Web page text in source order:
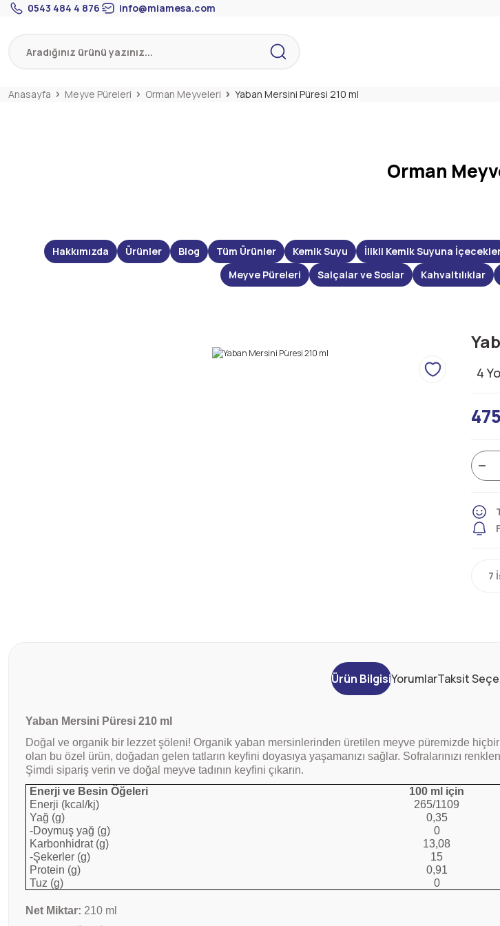
0543 484 4 876 info@miamesa.com
Anasayfa Meyve Püreleri Orman Meyveleri Yaban Mersini Püresi 210 ml
Orman
Hakkımızda Ürünler Blog Tüm Ürünler Kemik Suyu İlikli Kemik Suyuna
Meyve Püreleri
Salçalar ve Soslar Kahvaltılıklar
4
7
Ürün BilgisiYorumlarTaksit
Yaban Mersini Püresi 210 ml
Doğal ve organik bir lezzet şöleni! Organik yaban mersinlerinden üretilen meyve püremizde hiçbir
olan bu özel ürün, doğadan gelen tatların keyfini doyasıya yaşamanızı sağlar. Sofralarınızı
Şimdi sipariş verin ve doğal meyve tadının keyfini çıkarın.
Enerji ve Besin Öğeleri
100 ml için
Enerji (kcal/kj)
265/1109
Yağ (g)
-Doymuş yağ (g)
0,35
0
Karbonhidrat (g)
13,08
-Şekerler (g)
15
Protein (g)
0,91
Tuz (g)
0
Net Miktar: 210 ml